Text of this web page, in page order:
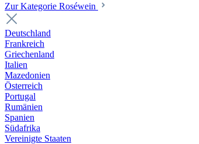
Zur Kategorie Roséwein
Deutschland
Frankreich
Griechenland
Italien
Mazedonien
Österreich
Portugal
Rumänien
Spanien
Südafrika
Vereinigte Staaten